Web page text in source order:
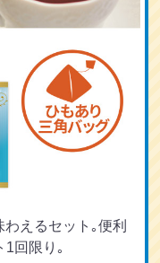
えるセット｡便利
1回限り｡